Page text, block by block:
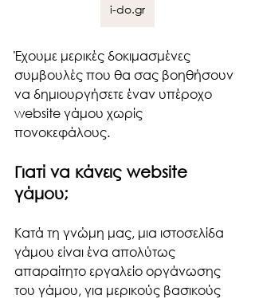
i-do.gr
Έχουμε μερικές δοκιμασμένες
συμβουλές που θα σας βοηθήσουν
να δημιουργήσετε έναν υπέροχο
website γάμου χωρίς
πονοκεφάλους.
Γιατί να κάνεις website
γάμου;
Κατά τη γνώμη μας, μια ιστοσελίδα
γάμου είναι ένα απολύτως
απαραίτητο εργαλείο οργάνωσης
του γάμου, για μερικούς βασικούς